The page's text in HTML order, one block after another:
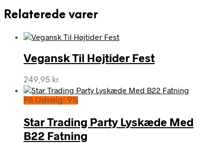
Relaterede varer
Vegansk Til Højtider Fest
249,95 kr.
På Udsalg! 9%
Star Trading Party Lyskæde Med
B22 Fatning